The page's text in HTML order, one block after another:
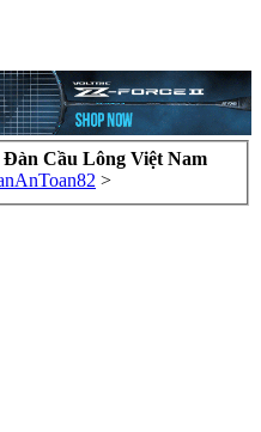
Cầu Lông Việt Nam
>